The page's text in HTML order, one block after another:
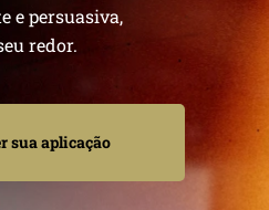
e persuasiva,
redor.
sua aplicação